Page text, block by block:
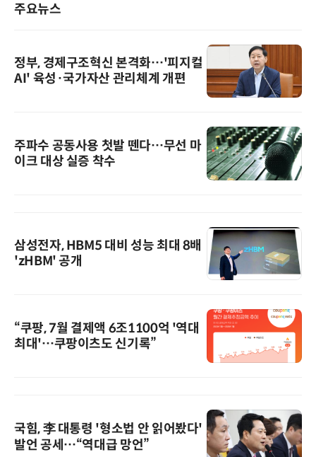
주요뉴스
정부, 경제구조혁신 본격화…'피지컬
AI' 육성·국가자산 관리체계 개편
주파수 공동사용 첫발 뗀다…무선 마
이크 대상 실증 착수
삼성전자, HBM5 대비 성능 최대 8배
'zHBM' 공개
“쿠팡, 7월 결제액 6조1100억 '역대
최대'…쿠팡이츠도 신기록”
국힘, 李 대통령 '형소법 안 읽어봤다'
발언 공세…“역대급 망언”